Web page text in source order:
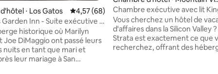
⋅ Los Gatos Évaluation moyenne sur la base de 68
4,57 (68)
Garden Inn - Suite exécutive -
historique où Marilyn
Joe DiMaggio ont passé leurs
nuits en tant que mari et
leur mariage à San
w
Chambre exécutive avec lit
Silicon Valley / Mountain View
Vous cherchez un hôtel de
d'affaires dans la Silicon Valley
Strata est exactement ce que
recherchez, offrant des